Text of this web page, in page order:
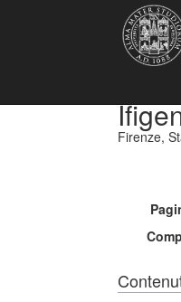
Firenze,